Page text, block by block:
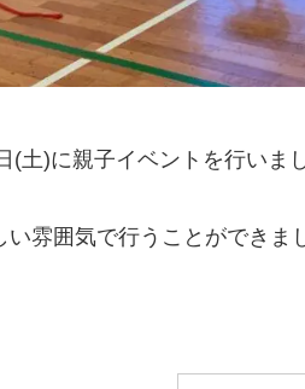
(土)に親子イベントを行いま
い雰囲気で行うことができま